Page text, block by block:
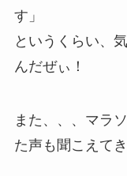
す」
というくらい、
んだぜぃ！
また、、、マラ
た声も聞こえて